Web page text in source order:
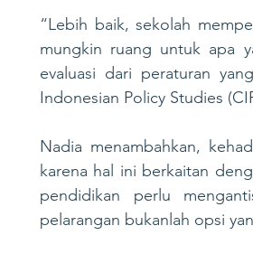
“Lebih baik, sekolah
mungkin ruang untuk apa
evaluasi dari peraturan
Indonesian Policy Studies
Nadia menambahkan,
karena hal ini berkaitan
pendidikan perlu
pelarangan bukanlah opsi